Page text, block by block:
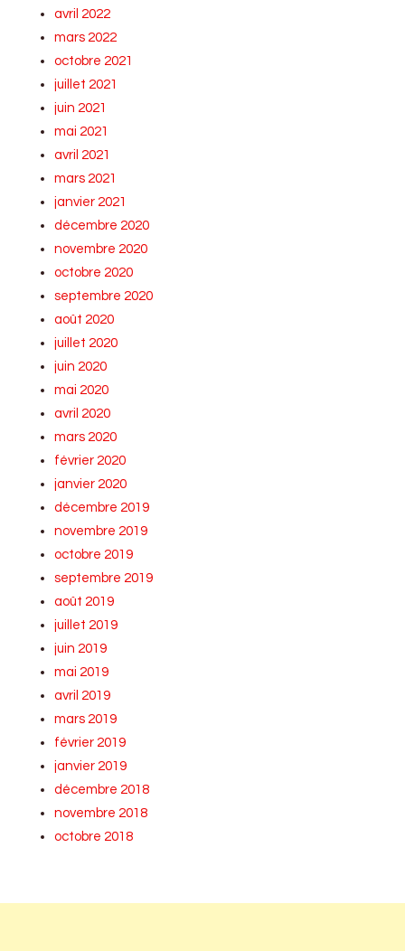
avril 2022
mars 2022
octobre 2021
juillet 2021
juin 2021
mai 2021
avril 2021
mars 2021
janvier 2021
décembre 2020
novembre 2020
octobre 2020
septembre 2020
août 2020
juillet 2020
juin 2020
mai 2020
avril 2020
mars 2020
février 2020
janvier 2020
décembre 2019
novembre 2019
octobre 2019
septembre 2019
août 2019
juillet 2019
juin 2019
mai 2019
avril 2019
mars 2019
février 2019
janvier 2019
décembre 2018
novembre 2018
octobre 2018